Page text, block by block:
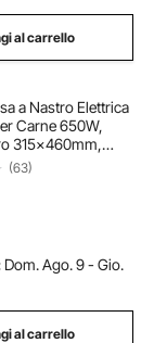
al carrello
a Nastro Elettrica
Carne 650W,
315x460mm,
Ossa da
per Carne con
di Maiale Uso
(63)
Dom. Ago. 9 - Gio.
al carrello